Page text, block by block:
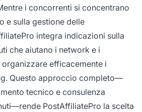
i concorrenti si concentrano
e sulla gestione delle
integra indicazioni sulla
che aiutano i network e i
efficacemente i
Questo approccio completo—
tecnico e consulenza
PostAffiliatePro la scelta